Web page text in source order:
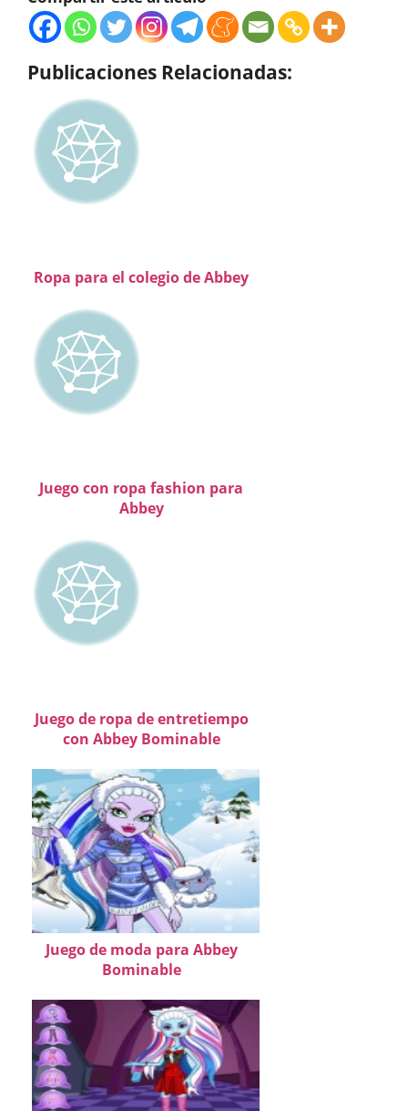
Publicaciones Relacionadas:
Ropa para el colegio de Abbey
Juego con ropa fashion para
Abbey
Juego de ropa de entretiempo
con Abbey Bominable
Juego de moda para Abbey
Bominable